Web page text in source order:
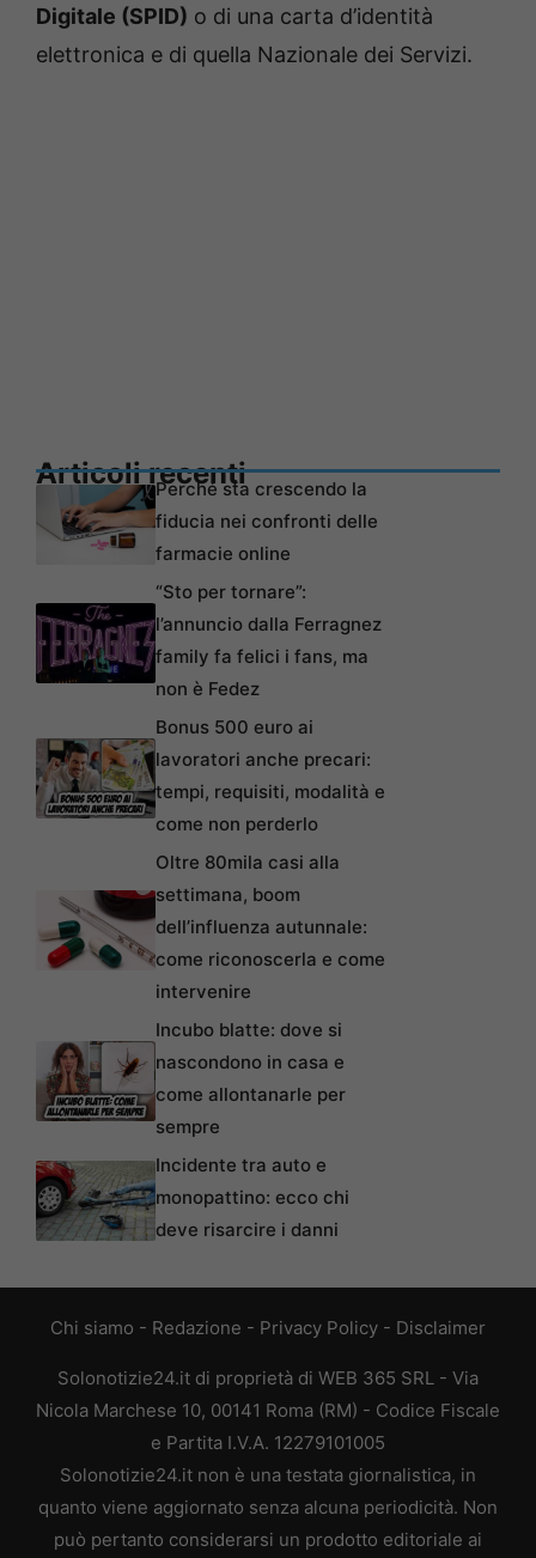
Digitale (SPID) o di una carta d’identità
elettronica e di quella Nazionale dei Servizi.
Articoli recentiPerché sta crescendo la
fiducia nei confronti delle
farmacie online
“Sto per tornare”:
l’annuncio dalla Ferragnez
family fa felici i fans, ma
non è Fedez
Bonus 500 euro ai
lavoratori anche precari:
tempi, requisiti, modalità e
come non perderlo
Oltre 80mila casi alla
settimana, boom
dell’influenza autunnale:
come riconoscerla e come
intervenire
Incubo blatte: dove si
nascondono in casa e
come allontanarle per
sempre
Incidente tra auto e
monopattino: ecco chi
deve risarcire i danni
Chi siamo - Redazione - Privacy Policy - Disclaimer
Solonotizie24.it di proprietà di WEB 365 SRL - Via
Nicola Marchese 10, 00141 Roma (RM) - Codice Fiscale
e Partita I.V.A. 12279101005
Solonotizie24.it non è una testata giornalistica, in
quanto viene aggiornato senza alcuna periodicità. Non
può pertanto considerarsi un prodotto editoriale ai